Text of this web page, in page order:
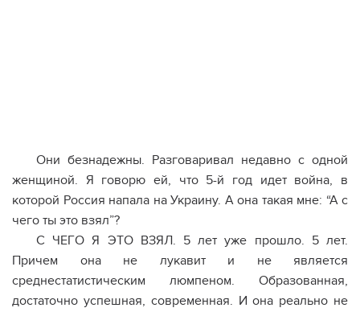
Они безнадежны. Разговаривал недавно с одной
женщиной. Я говорю ей, что 5-й год идет война, в
которой Россия напала на Украину. А она такая мне: “А с
чего ты это взял”?
С ЧЕГО Я ЭТО ВЗЯЛ. 5 лет уже прошло. 5 лет.
Причем она не лукавит и не является
среднестатистическим люмпеном. Образованная,
достаточно успешная, современная. И она реально не